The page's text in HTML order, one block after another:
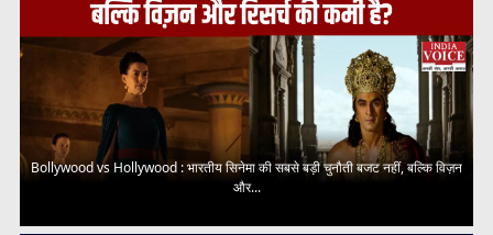
Bollywood vs Hollywood : भारतीय सिनेमा की सबसे बड़ी चुनौती बजट नहीं, बल्कि विज़न
और...